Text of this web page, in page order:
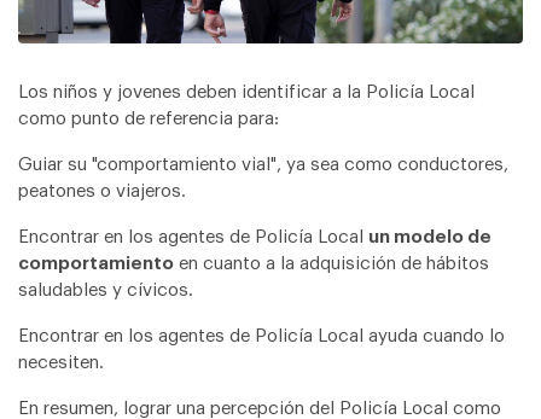
Los niños y jovenes deben identificar a la Policía Local
como punto de referencia para:
Guiar su "comportamiento vial", ya sea como conductores,
peatones o viajeros.
Encontrar en los agentes de Policía Local un modelo de
comportamiento en cuanto a la adquisición de hábitos
saludables y cívicos.
Encontrar en los agentes de Policía Local ayuda cuando lo
necesiten.
En resumen, lograr una percepción del Policía Local como